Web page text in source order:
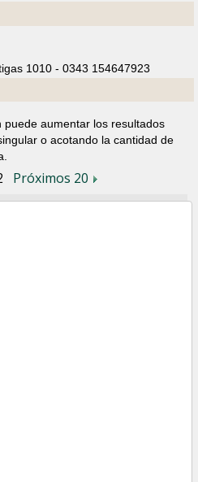
1010 - 0343 154647923
puede aumentar los resultados
o acotando la cantidad de
Próximos 20